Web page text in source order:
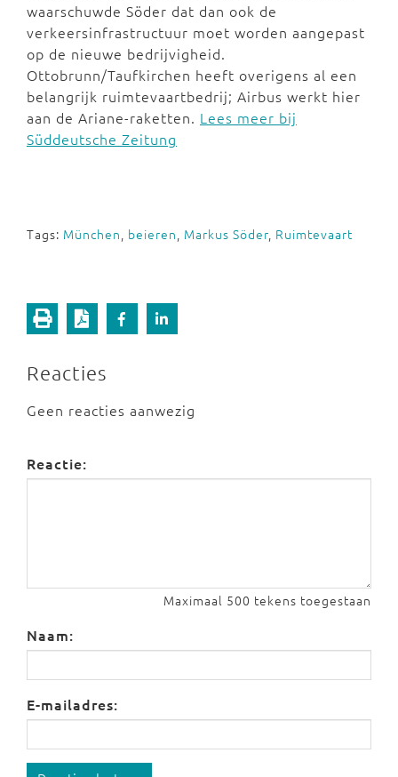
waarschuwde Söder dat dan ook de
verkeersinfrastructuur moet worden aangepast
op de nieuwe bedrijvigheid.
Ottobrunn/Taufkirchen heeft overigens al een
belangrijk ruimtevaartbedrij; Airbus werkt hier
aan de Ariane-raketten. Lees meer bij
Süddeutsche Zeitung
Tags: München, beieren, Markus Söder, Ruimtevaart
Reacties
Geen reacties aanwezig
Reactie:
Maximaal 500 tekens toegestaan
Naam:
E-mailadres: